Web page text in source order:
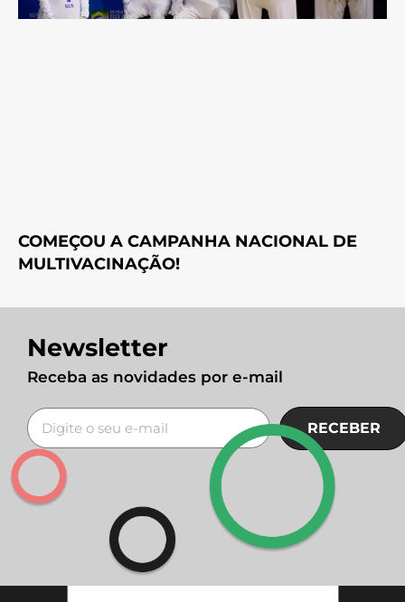
COMEÇOU A CAMPANHA NACIONAL DE
MULTIVACINAÇÃO!
Newsletter
Receba as novidades por e-mail
RECEBER